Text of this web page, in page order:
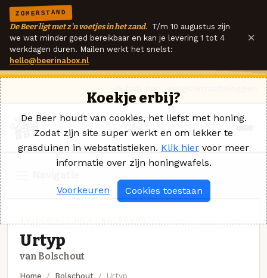
ZOMERSTAND
De Beer ligt met z'n voetjes in het zand. T/m 10 augustus zijn
we wat minder goed bereikbaar en kan je levering 1 tot 4
werkdagen duren. Mailen werkt het snelst:
hello@beerinabox.nl
×
Urtyp
van Bolschout
Home Bolschout Urtyp
Koekje erbij?
De Beer houdt van cookies, het liefst met honing.
Zodat zijn site super werkt en om lekker te
grasduinen in webstatistieken. Klik hier voor meer
informatie over zijn honingwafels.
Voorkeuren Cookies toestaan